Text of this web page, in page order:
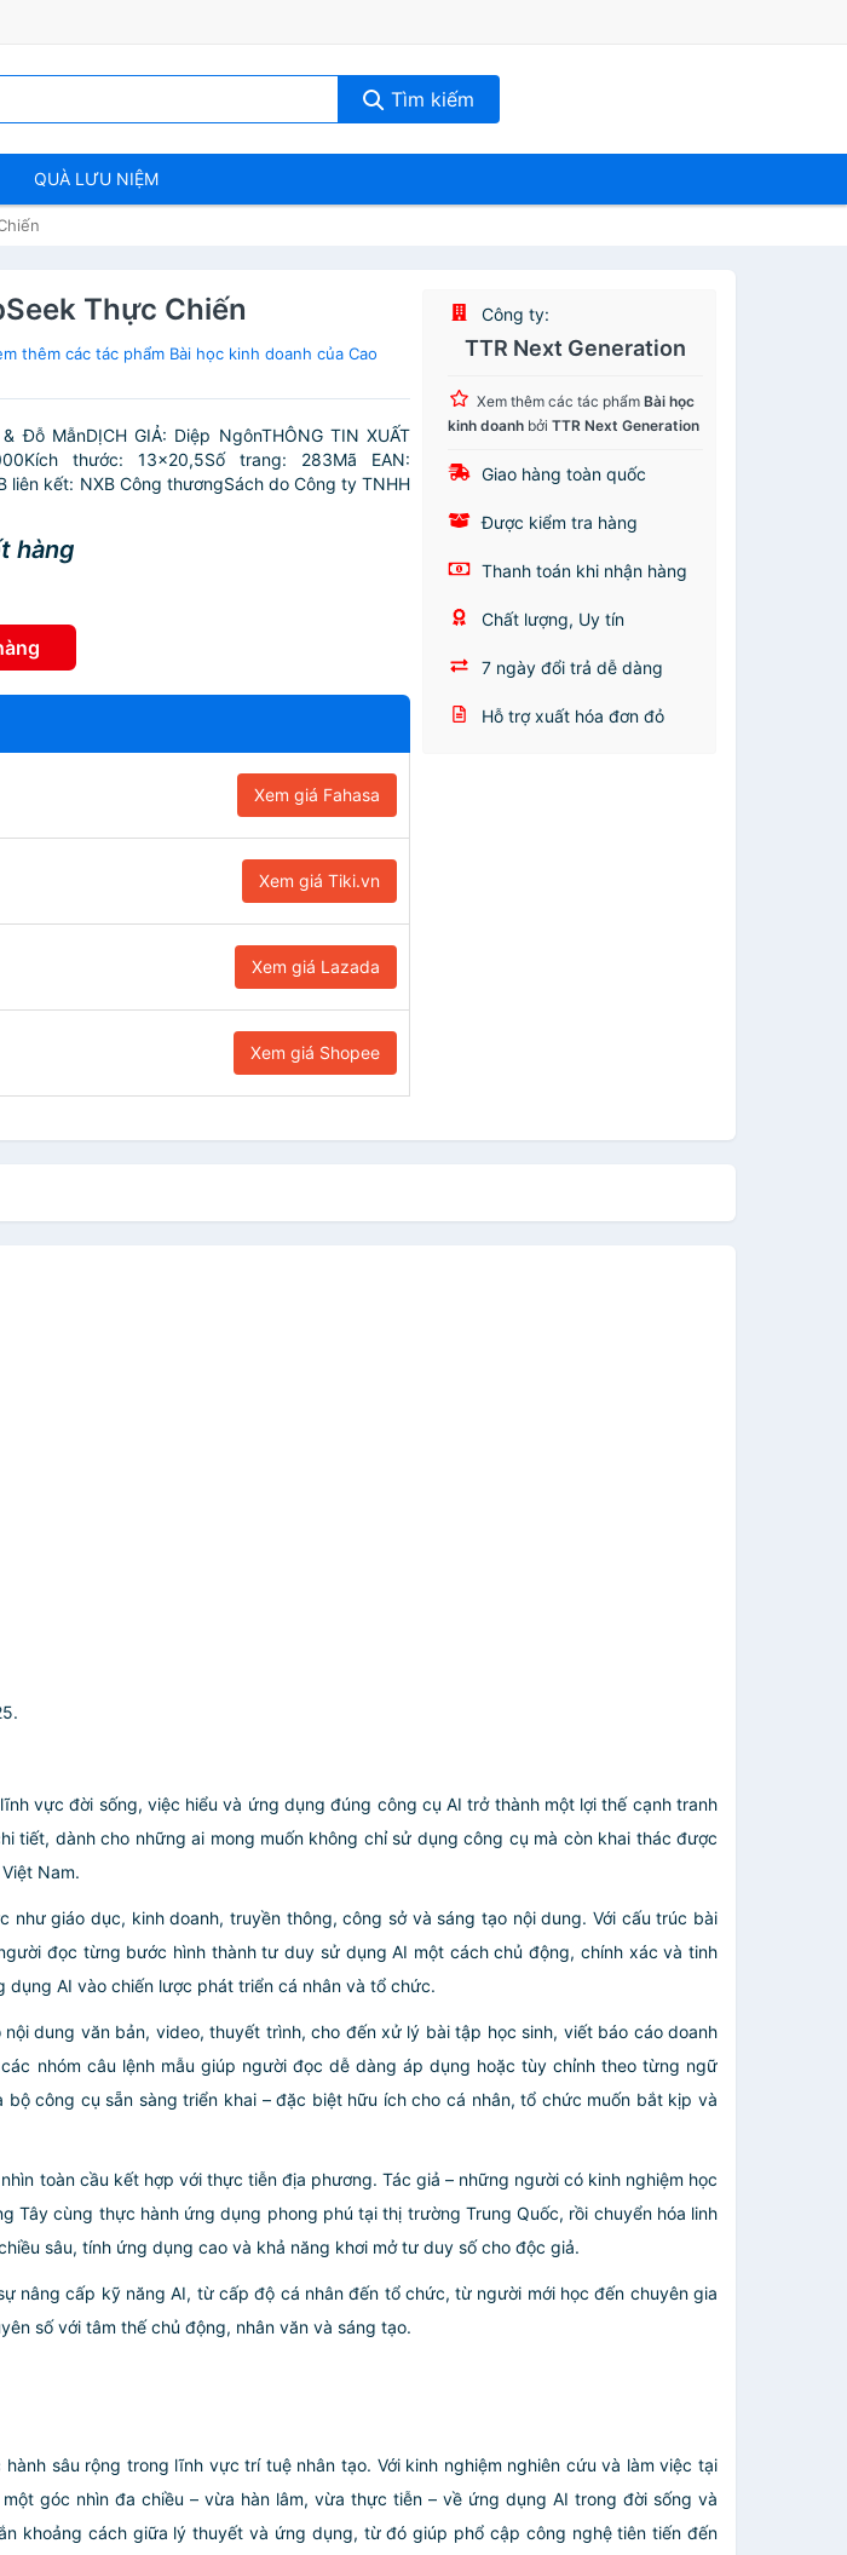
Tìm kiếm
QUÀ LƯU NIỆM
Thực Chiến
thêm các tác phẩm Bài học kinh doanh của Cao
Đỗ MẫnDỊCH GIẢ: Diệp NgônTHÔNG TIN XUẤT
thước: 13x20,5Số trang: 283Mã EAN:
liên kết: NXB Công thươngSách do Công ty TNHH
hàng
Xem giá Fahasa
Xem giá Tiki.vn
Xem giá Lazada
Xem giá Shopee
Công ty:
TTR Next Generation
Xem thêm các tác phẩmBài học
kinh doanh bởiTTR Next Generation
Giao hàng toàn quốc
Được kiểm tra hàng
Thanh toán khi nhận hàng
Chất lượng, Uy tín
7 ngày đổi trả dễ dàng
Hỗ trợ xuất hóa đơn đỏ
vực đời sống, việc hiểu và ứng dụng đúng công cụ AI trở thành một lợi thế cạnh tranh
tiết, dành cho những ai mong muốn không chỉ sử dụng công cụ mà còn khai thác được
Nam.
giáo dục, kinh doanh, truyền thông, công sở và sáng tạo nội dung. Với cấu trúc bài
đọc từng bước hình thành tư duy sử dụng AI một cách chủ động, chính xác và tinh
AI vào chiến lược phát triển cá nhân và tổ chức.
dung văn bản, video, thuyết trình, cho đến xử lý bài tập học sinh, viết báo cáo doanh
nhóm câu lệnh mẫu giúp người đọc dễ dàng áp dụng hoặc tùy chỉnh theo từng ngữ
công cụ sẵn sàng triển khai – đặc biệt hữu ích cho cá nhân, tổ chức muốn bắt kịp và
toàn cầu kết hợp với thực tiễn địa phương. Tác giả – những người có kinh nghiệm học
cùng thực hành ứng dụng phong phú tại thị trường Trung Quốc, rồi chuyển hóa linh
sâu, tính ứng dụng cao và khả năng khơi mở tư duy số cho độc giả.
nâng cấp kỹ năng AI, từ cấp độ cá nhân đến tổ chức, từ người mới học đến chuyên gia
số với tâm thế chủ động, nhân văn và sáng tạo.
sâu rộng trong lĩnh vực trí tuệ nhân tạo. Với kinh nghiệm nghiên cứu và làm việc tại
góc nhìn đa chiều – vừa hàn lâm, vừa thực tiễn – về ứng dụng AI trong đời sống và
khoảng cách giữa lý thuyết và ứng dụng, từ đó giúp phổ cập công nghệ tiên tiến đến